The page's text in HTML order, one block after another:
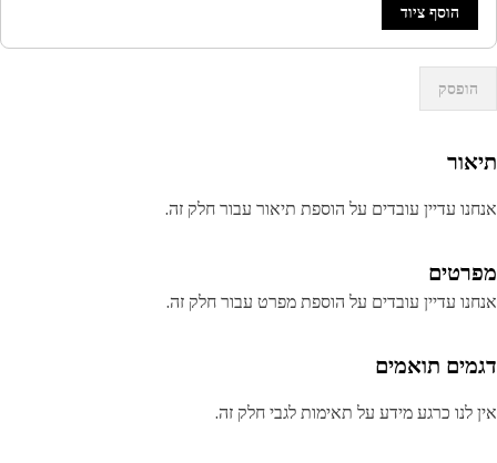
הוסף ציוד
הופסק
עדיין עובדים על הוספת תיאור עבור חלק זה.
עדיין עובדים על הוספת מפרט עבור חלק זה.
תואמים
לנו כרגע מידע על תאימות לגבי חלק זה.